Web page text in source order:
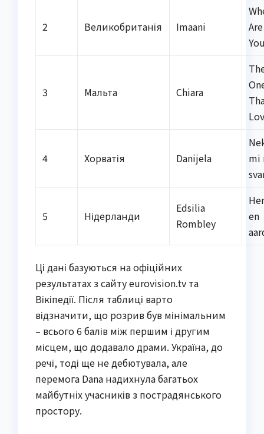
2 Великобританія Imaani
Are
3 Мальта Chiara
4 Хорватія Danijela
mi
5 Нідерланди
Edsilia
Rombley
en
Ці дані базуються на офіційних
результатах з сайту eurovision.tv та
Вікіпедії. Після таблиці варто
відзначити, що розрив був мінімальним
– всього 6 балів між першим і другим
місцем, що додавало драми. Україна, до
речі, тоді ще не дебютувала, але
перемога Dana надихнула багатьох
майбутніх учасників з пострадянського
простору.